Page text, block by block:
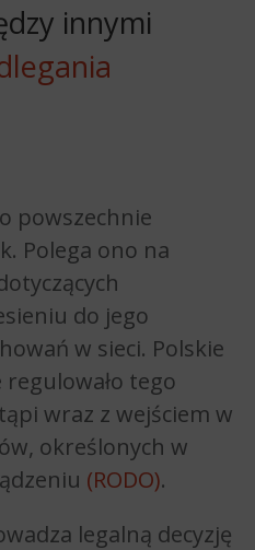
innymi
powszechnie
Polega ono na
do jego
w sieci. Polskie
tego
wraz z wejściem w
określonych w
(RODO).
legalną decyzję